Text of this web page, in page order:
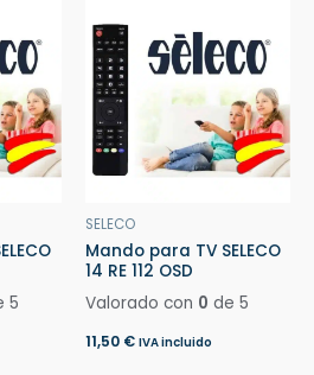
5
SELECO
Mando para TV SELECO
14 RE 112 OSD
Valorado con 0 de 5
11,50 € IVA incluido